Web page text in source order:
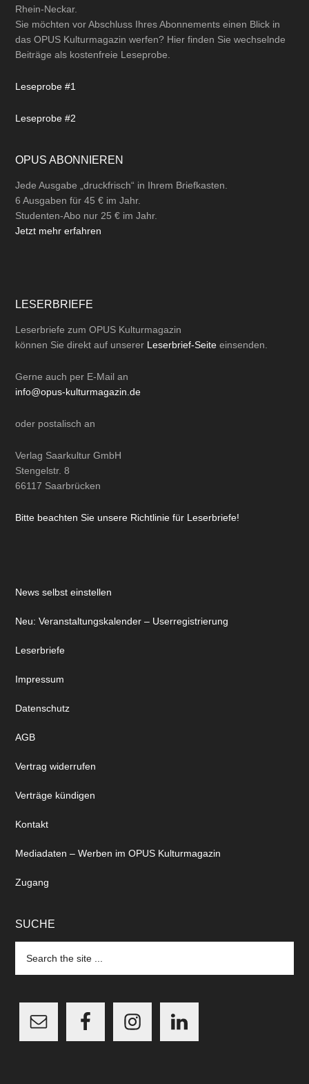
Rhein-Neckar.
Sie möchten vor Abschluss Ihres Abonnements einen Blick in
das OPUS Kulturmagazin werfen? Hier finden Sie wechselnde
Beiträge als kostenfreie Leseprobe.
Leseprobe #1
Leseprobe #2
OPUS ABONNIEREN
Jede Ausgabe „druckfrisch“ in Ihrem Briefkasten.
6 Ausgaben für 45 € im Jahr.
Studenten-Abo nur 25 € im Jahr.
Jetzt mehr erfahren
LESERBRIEFE
Leserbriefe zum OPUS Kulturmagazin
können Sie direkt auf unserer Leserbrief-Seite einsenden.
Gerne auch per E-Mail an
info@opus-kulturmagazin.de
oder postalisch an
Verlag Saarkultur GmbH
Stengelstr. 8
66117 Saarbrücken
Bitte beachten Sie unsere Richtlinie für Leserbriefe!
News selbst einstellen
Neu: Veranstaltungskalender – Userregistrierung
Leserbriefe
Impressum
Datenschutz
AGB
Vertrag widerrufen
Verträge kündigen
Kontakt
Mediadaten – Werben im OPUS Kulturmagazin
Zugang
SUCHE
the